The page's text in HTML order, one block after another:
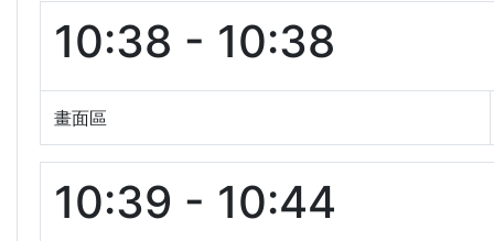
10:38 - 10:38
畫面區
10:39 - 10:44